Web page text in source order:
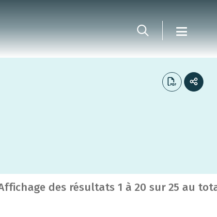
des résultats 1 à 20 sur 25 au